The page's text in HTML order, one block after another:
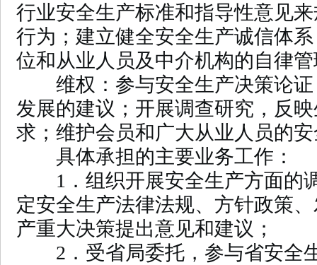
行业安全生产标准和指导性意见
行为；建立健全安全生产诚信体
位和从业人员及中介机构的自律
维权：参与安全生产决策论证
发展的建议；开展调查研究，反
求；维护会员和广大从业人员的
具体承担的主要业务工作：
1．组织开展安全生产方面的
定安全生产法律法规、方针政策
产重大决策提出意见和建议；
2．受省局委托，参与省安全